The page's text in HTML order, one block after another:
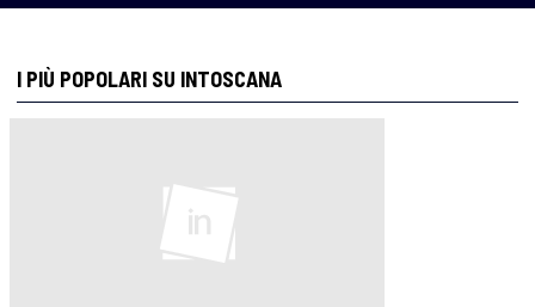
I PIÙ POPOLARI SU INTOSCANA